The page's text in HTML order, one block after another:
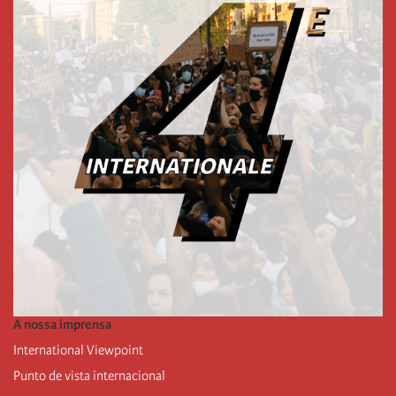
A nossa imprensa
International Viewpoint
Punto de vista internacional